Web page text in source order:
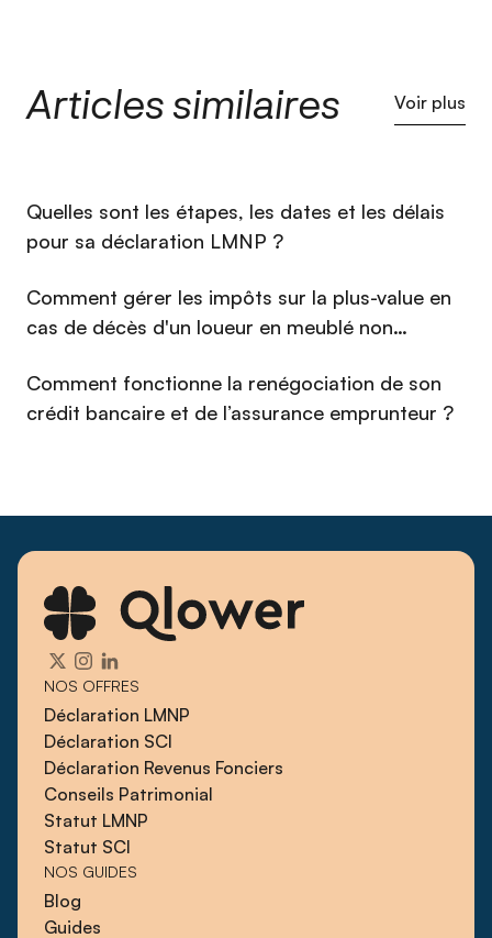
Bachelor Responsable en Gestion et Négociation
Immobilière, elle rejoint Qlower en 2022 pour un Master en
investisseurs au quotidien, mais aussi à travers les articles
qu'elle rédige sur ces sujets. Calme et pédagogue, elle
défend une conviction simple : les questions les plus
Articles similaires Voir plus
⁠Quelles sont les étapes, les dates et les délais
pour sa déclaration LMNP ?
Comment gérer les impôts sur la plus-value en
cas de décès d'un loueur en meublé non
Comment fonctionne la renégociation de son
crédit bancaire et de l’assurance emprunteur ?
NOS OFFRES
Déclaration LMNP
Déclaration SCI
Déclaration Revenus Fonciers
Conseils Patrimonial
Statut LMNP
Statut SCI
NOS GUIDES
Blog
Guides